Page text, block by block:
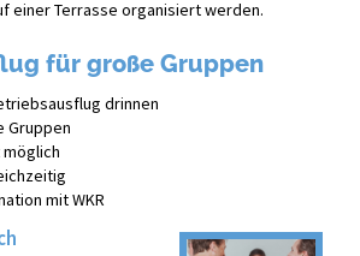
einer Terrasse organisiert werden.
für große Gruppen
drinnen
Gruppen
mit WKR